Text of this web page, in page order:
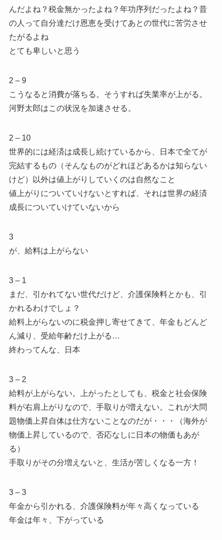
んだよね？税金無かったよね？年功序列だったよね？昔
の人って自分達だけ恩恵を受けてあとの世代に苦労させ
たがるよね
とても卑しいと思う
2 – 9
こうなると消費が落ちる。そうすれば失業率が上がる。
河野太郎はこの状況を加速させる。
2 – 10
世界的には経済は成長し続けているから、日本で全てが
完結するもの（そんなものがどれほどあるかは知らない
けど）以外は値上がりしていくのは自然なこと
値上がりについていけないとすれば、それは世界の経済
成長についていけていないから
3
が、給料は上がらない
3 – 1
まだ、引かれてない世代だけど、介護保険料とかも、引
かれるわけでしょ？
給料上がらないのに税金押し寄せてきて、年金もどんど
ん減り、受給年齢だけ上がる…
終わってんな、日本
3 – 2
給料が上がらない。上がったとしても、税金と社会保険
料が右肩上がりなので、手取りが増えない。これが大問
題物価上昇自体は仕方ないことなのだが・・・（海外が
物価上昇しているので、否応なしに日本の物価もあが
る）
手取りがその分増えないと、生活が苦しくなる一方！
3 – 3
年金から引かれる、介護保険料が年々高くなっている
年金は年々、下がっている